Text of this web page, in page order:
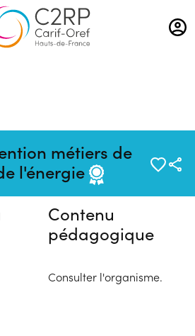
Aller
au
contenu
métiers de
l'énergie
programmée en
Contenu
pédagogique
Consulter l'organisme.